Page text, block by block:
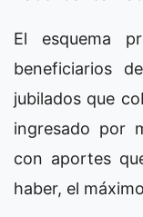
El esquema
beneficiarios
jubilados que
ingresado por
con aportes
haber, el